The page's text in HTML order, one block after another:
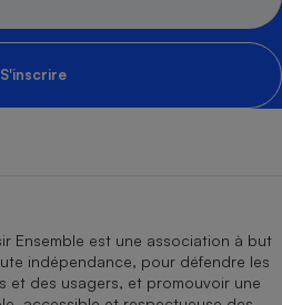
S'inscrire
Ensemble est une association à but
indépendance, pour défendre les
et des usagers, et promouvoir une